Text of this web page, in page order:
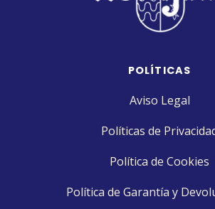
POLÍTICAS
Aviso Legal
Políticas de
Política de Cookies
Política de Garantía y